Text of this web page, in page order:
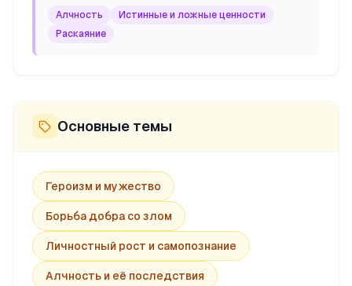
Алчность
Истинные и ложные ценности
Раскаяние
Основные темы
Героизм и мужество
Борьба добра со злом
Личностный рост и самопознание
Алчность и её последствия